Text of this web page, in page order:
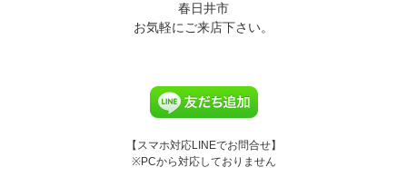
春日井市
お気軽にご来店下さい。
【スマホ対応LINEでお問合せ】
※PCから対応しておりません